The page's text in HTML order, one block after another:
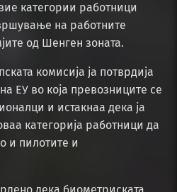
категории работници
на работните
од Шенген зоната.
комисија ја потврдија
ЕУ во која превозниците се
и истакнаа дека ја
категорија работници да
и пилотите и